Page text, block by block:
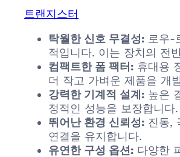
트랜지스터
탁월한 신호 무결성: 로우-
적입니다. 이는 장치의 전
컴팩트한 폼 팩터: 휴대용
더 작고 가벼운 제품을 개
강력한 기계적 설계: 높은
정적인 성능을 보장합니다.
뛰어난 환경 신뢰성: 진동,
연결을 유지합니다.
유연한 구성 옵션: 다양한